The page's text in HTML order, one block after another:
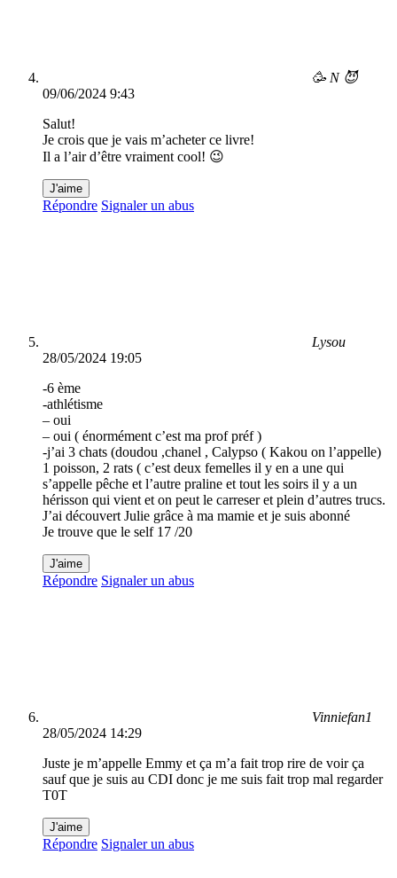
🥳 N 😈
09/06/2024 9:43
Salut!
Je crois que je vais m’acheter ce livre!
Il a l’air d’être vraiment cool! 😉
J'aime
Répondre Signaler un abus
Lysou
28/05/2024 19:05
-6 ème
-athlétisme
– oui
– oui ( énormément c’est ma prof préf )
-j’ai 3 chats (doudou ,chanel , Calypso ( Kakou on l’appelle)
1 poisson, 2 rats ( c’est deux femelles il y en a une qui
s’appelle pêche et l’autre praline et tout les soirs il y a un
hérisson qui vient et on peut le carreser et plein d’autres trucs.
J’ai découvert Julie grâce à ma mamie et je suis abonné
Je trouve que le self 17 /20
J'aime
Répondre Signaler un abus
Vinniefan1
28/05/2024 14:29
Juste je m’appelle Emmy et ça m’a fait trop rire de voir ça
sauf que je suis au CDI donc je me suis fait trop mal regarder
T0T
J'aime
Répondre Signaler un abus